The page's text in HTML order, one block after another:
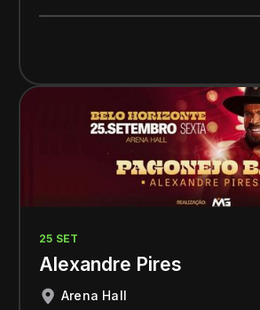
25 SET
Alexandre Pires
Arena Hall